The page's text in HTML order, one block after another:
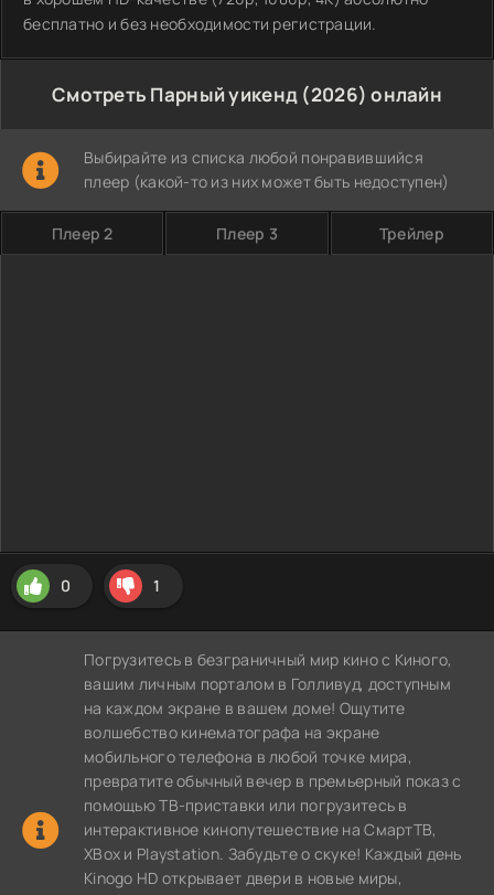
бесплатно и без необходимости регистрации.
Смотреть Парный уикенд (2026) онлайн
Выбирайте из списка любой понравившийся
плеер (какой-то из них может быть недоступен)
Плеер 2 Плеер 3 Трейлер
0 1
Погрузитесь в безграничный мир кино с Киного,
вашим личным порталом в Голливуд, доступным
на каждом экране в вашем доме! Ощутите
волшебство кинематографа на экране
мобильного телефона в любой точке мира,
превратите обычный вечер в премьерный показ с
помощью ТВ-приставки или погрузитесь в
интерактивное кинопутешествие на СмартТВ,
XBox и Playstation. Забудьте о скуке! Каждый день
Kinogo HD открывает двери в новые миры,